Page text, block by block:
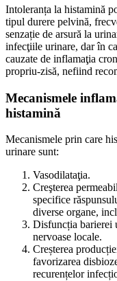
Intoleranța la histamină
tipul durere pelvină,
senzație de arsură la
infecţiile urinare, dar în
cauzate de inflamaţia
propriu-zisă, nefiind
Mecanismele
histamină
Mecanismele prin care
urinare sunt:
Vasodilataţia.
Creşterea
specifice
diverse organe,
Disfuncția barierei
nervoase locale.
Creșterea
favorizarea
recurențelor